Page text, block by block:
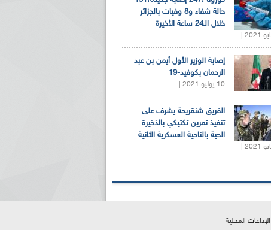
حالة شفاء و8 وفيات بالجزائر
خلال الـ24 ساعة الأخيرة
إصابة الوزير الأول أيمن بن عبد
الرحمان بكوفيد-19
10 يوليو 2021 |
الفريق شنقريحة يشرف على
تنفيذ تمرين تكتيكي بالذخيرة
الحية بالناحية العسكرية الثانية
الإذاعات المحلية